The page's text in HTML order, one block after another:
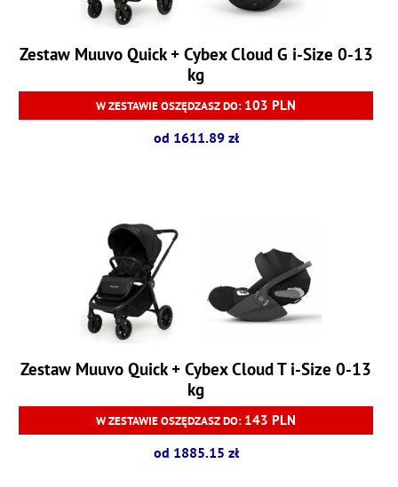
Zestaw Muuvo Quick + Cybex Cloud G i-Size 0-13
kg
W ZESTAWIE OSZĘDZASZ DO: 103 PLN
od 1611.89 zł
Zestaw Muuvo Quick + Cybex Cloud T i-Size 0-13
kg
W ZESTAWIE OSZĘDZASZ DO: 143 PLN
od 1885.15 zł